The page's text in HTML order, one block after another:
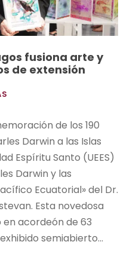
fusiona arte y
de extensión
de los 190
Darwin a las Islas
Espíritu Santo (UEES)
Darwin y las
Ecuatorial» del Dr.
Esta novedosa
acordeón de 63
semiabierto...